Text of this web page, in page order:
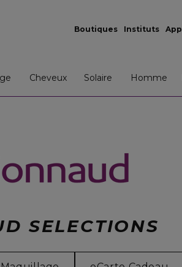
Boutiques Instituts App
Cheveux Solaire Homme
SELECTIONS